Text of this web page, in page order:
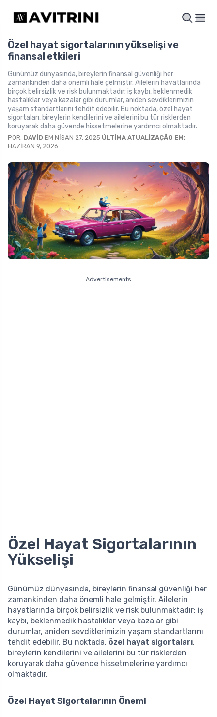
Özel hayat sigortalarının yükselişi ve
finansal etkileri
Günümüz dünyasında, bireylerin finansal güvenliği her
zamankinden daha önemli hale gelmiştir. Ailelerin hayatlarında
birçok belirsizlik ve risk bulunmaktadır; iş kaybı, beklenmedik
hastalıklar veya kazalar gibi durumlar, aniden sevdiklerimizin
yaşam standartlarını tehdit edebilir. Bu noktada, özel hayat
sigortaları, bireylerin kendilerini ve ailelerini bu tür risklerden
koruyarak daha güvende hissetmelerine yardımcı olmaktadır.
POR: DAVID EM NISAN 27, 2025 ÚLTIMA ATUALIZAÇÃO EM:
HAZIRAN 9, 2026
Advertisements
Özel Hayat Sigortalarının
Yükselişi
Günümüz dünyasında, bireylerin finansal güvenliği her
zamankinden daha önemli hale gelmiştir. Ailelerin
hayatlarında birçok belirsizlik ve risk bulunmaktadır; iş
kaybı, beklenmedik hastalıklar veya kazalar gibi
durumlar, aniden sevdiklerimizin yaşam standartlarını
tehdit edebilir. Bu noktada, özel hayat sigortaları,
bireylerin kendilerini ve ailelerini bu tür risklerden
koruyarak daha güvende hissetmelerine yardımcı
olmaktadır.
Özel Hayat Sigortalarının Önemi